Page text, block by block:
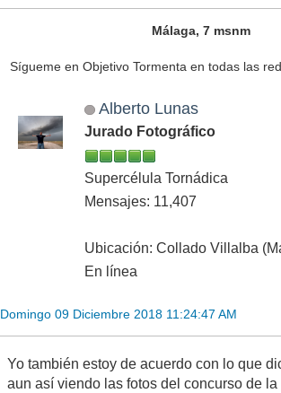
Málaga, 7 msnm
Sígueme en Objetivo Tormenta en todas las
Alberto Lunas
Jurado Fotográfico
Supercélula Tornádica
Mensajes: 11,407
Ubicación: Collado Villalba
En línea
Domingo 09 Diciembre 2018 11:24:47 AM
Yo también estoy de acuerdo con lo que
aun así viendo las fotos del concurso de la